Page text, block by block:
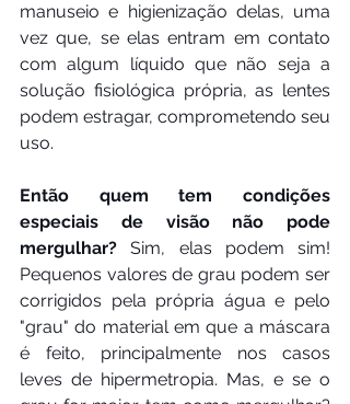
manuseio e higienização delas, uma
vez que, se elas entram em contato
com algum líquido que não seja a
solução fisiológica própria, as lentes
podem estragar, comprometendo seu
uso.
Então quem tem condições
especiais de visão não pode
mergulhar? Sim, elas podem sim!
Pequenos valores de grau podem ser
corrigidos pela própria água e pelo
"grau" do material em que a máscara
é feito, principalmente nos casos
leves de hipermetropia. Mas, e se o